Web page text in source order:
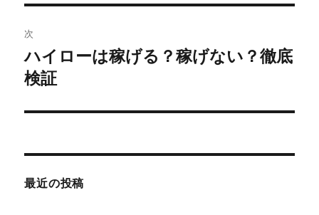
ゲ
ー
シ
次
次
の
稿:
ハイローは稼げる？稼げない？徹底
検証
最近の投稿